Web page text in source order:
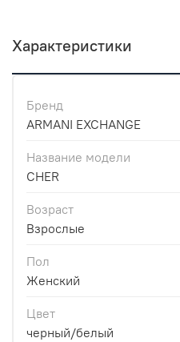
Характеристики
Бренд
ARMANI EXCHANGE
Название модели
CHER
Возраст
Взрослые
Пол
Женский
Цвет
черный/белый